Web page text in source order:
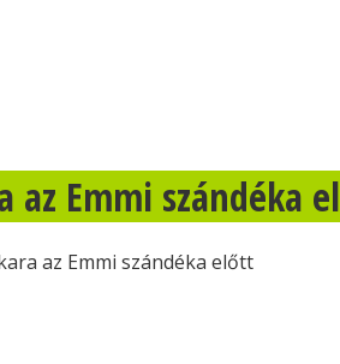
az Emmi szándéka
az Emmi szándéka előtt